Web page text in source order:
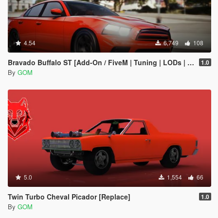
4.54 6,749 108
Bravado Buffalo ST [Add-On / FiveM | Tuning | LODs | Liveries | Sound] 1.0
By GOM
5.0 1,554 66
Twin Turbo Cheval Picador [Replace] 1.0
By GOM